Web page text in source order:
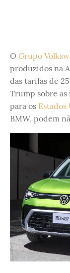
O Grupo
produzidos na
das tarifas de
Trump sobre
para os Estados
BMW, podem